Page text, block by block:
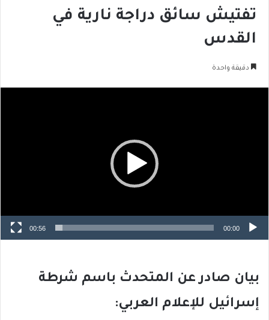
تفتيش سائق دراجة نارية في
القدس
دقيقة واحدة
00:00
00:56
بيان صادر عن المتحدث باسم شرطة
إسرائيل للإعلام العربي: